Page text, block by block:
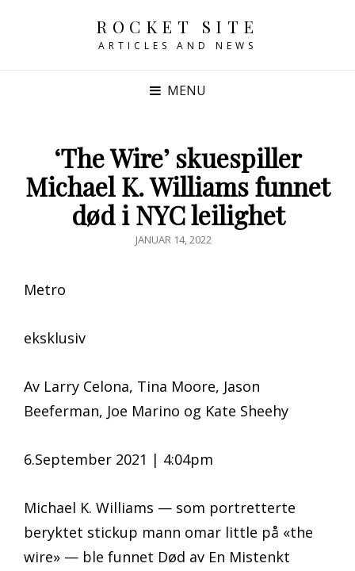
ROCKET SITE
ARTICLES AND NEWS
MENU
‘The Wire’ skuespiller
Michael K. Williams funnet
død i NYC leilighet
POSTED
JANUAR 14, 2022
Metro
eksklusiv
Av Larry Celona, Tina Moore, Jason
Beeferman, Joe Marino og Kate Sheehy
6.September 2021 | 4:04pm
Michael K. Williams — som portretterte
beryktet stickup mann omar little på «the
wire» — ble funnet Død av En Mistenkt